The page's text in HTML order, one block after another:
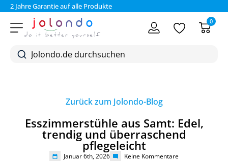
2 Jahre Garantie auf alle Produkte
0
Zurück zum Jolondo-Blog
Esszimmerstühle aus Samt: Edel,
trendig und überraschend
pflegeleicht
Januar 6th, 2026
Keine Kommentare